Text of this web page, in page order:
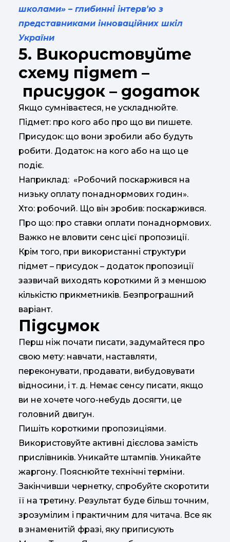
школами» – глибинні інтерв'ю з
представниками інноваційних шкіл
України
5. Використовуйте
схему підмет –
присудок – додаток
Якщо сумніваєтеся, не ускладнюйте.
Підмет: про кого або про що ви пишете.
Присудок: що вони зробили або будуть
робити. Додаток: на кого або на що це
подіє.
Наприклад: «Робочий поскаржився на
низьку оплату понаднормових годин».
Хто: робочий. Що він зробив: поскаржився.
Про що: про ставки оплати понаднормових.
Важко не вловити сенс цієї пропозиції.
Крім того, при використанні структури
підмет – присудок – додаток пропозиції
зазвичай виходять короткими й з меншою
кількістю прикметників. Безпрограшний
варіант.
Підсумок
Перш ніж почати писати, задумайтеся про
свою мету: навчати, наставляти,
переконувати, продавати, вибудовувати
відносини, і т. д. Немає сенсу писати, якщо
ви не хочете чого-небудь досягти, це
головний двигун.
Пишіть короткими пропозиціями.
Використовуйте активні дієслова замість
прислівників. Уникайте штампів. Уникайте
жаргону. Пояснюйте технічні терміни.
Закінчивши чернетку, спробуйте скоротити
її на третину. Результат буде більш точним,
зрозумілим і практичним для читача. Все як
в знаменитій фразі, яку приписують